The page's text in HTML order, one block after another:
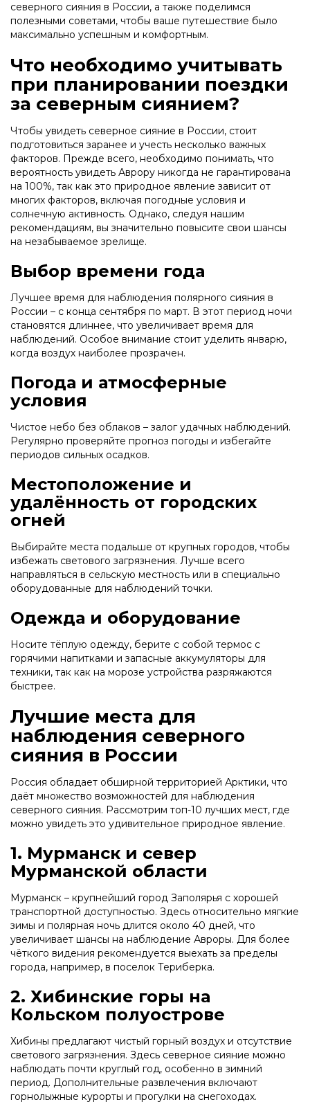
северного сияния в России, а также поделимся
полезными советами, чтобы ваше путешествие было
максимально успешным и комфортным.
Что необходимо учитывать
при планировании поездки
за северным сиянием?
Чтобы увидеть северное сияние в России, стоит
подготовиться заранее и учесть несколько важных
факторов. Прежде всего, необходимо понимать, что
вероятность увидеть Аврору никогда не гарантирована
на 100%, так как это природное явление зависит от
многих факторов, включая погодные условия и
солнечную активность. Однако, следуя нашим
рекомендациям, вы значительно повысите свои шансы
на незабываемое зрелище.
Выбор времени года
Лучшее время для наблюдения полярного сияния в
России – с конца сентября по март. В этот период ночи
становятся длиннее, что увеличивает время для
наблюдений. Особое внимание стоит уделить январю,
когда воздух наиболее прозрачен.
Погода и атмосферные
условия
Чистое небо без облаков – залог удачных наблюдений.
Регулярно проверяйте прогноз погоды и избегайте
периодов сильных осадков.
Местоположение и
удалённость от городских
огней
Выбирайте места подальше от крупных городов, чтобы
избежать светового загрязнения. Лучше всего
направляться в сельскую местность или в специально
оборудованные для наблюдений точки.
Одежда и оборудование
Носите тёплую одежду, берите с собой термос с
горячими напитками и запасные аккумуляторы для
техники, так как на морозе устройства разряжаются
быстрее.
Лучшие места для
наблюдения северного
сияния в России
Россия обладает обширной территорией Арктики, что
даёт множество возможностей для наблюдения
северного сияния. Рассмотрим топ-10 лучших мест, где
можно увидеть это удивительное природное явление.
1. Мурманск и север
Мурманской области
Мурманск – крупнейший город Заполярья с хорошей
транспортной доступностью. Здесь относительно мягкие
зимы и полярная ночь длится около 40 дней, что
увеличивает шансы на наблюдение Авроры. Для более
чёткого видения рекомендуется выехать за пределы
города, например, в поселок Териберка.
2. Хибинские горы на
Кольском полуострове
Хибины предлагают чистый горный воздух и отсутствие
светового загрязнения. Здесь северное сияние можно
наблюдать почти круглый год, особенно в зимний
период. Дополнительные развлечения включают
горнолыжные курорты и прогулки на снегоходах.